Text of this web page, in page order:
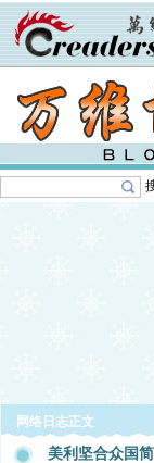
网络日志正文
美利坚合众国